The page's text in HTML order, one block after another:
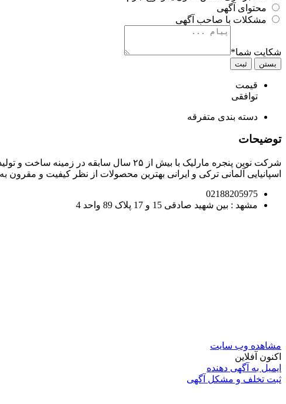
محتوای آگهی
مشکلات با صاحب آگهی
شکایت شما*
بستن ثبت
قیمت
توافقی
دسته بندی متفرقه
توضیحات
شرکت نوین پنجره مارلیک با بیش از ۲۵
اسپانیایی آلمانی ترکی و ایرانی بهترین محصولات از نظر کیفیت و
02188205975
مشهد : بین شهید صادقی 15 و 17 پلاک 89 واحد 4
مشاهده وب سایت
اکنون آفلاین
ایمیل به آگهی دهنده
ثبت تخلف و مشکل آگهی